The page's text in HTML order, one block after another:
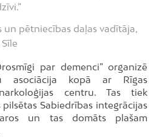
un pētniecības daļas vadītāja,
par demenci” organizē
asociācija kopā ar Rīgas
centru. Tas tiek
pilsētas Sabiedrības integrācijas
un tas domāts plašam